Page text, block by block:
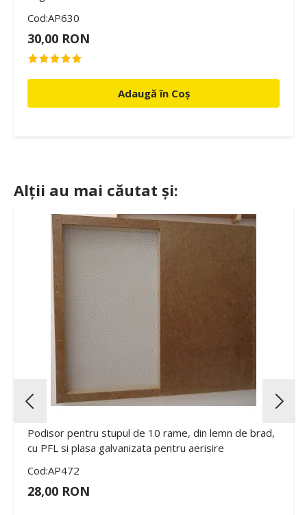
Cod:AP630
30,00 RON
Adaugă în Coș
Alții au mai căutat și:
Podisor pentru stupul de 10 rame, din lemn de brad,
cu PFL si plasa galvanizata pentru aerisire
Cod:AP472
28,00 RON